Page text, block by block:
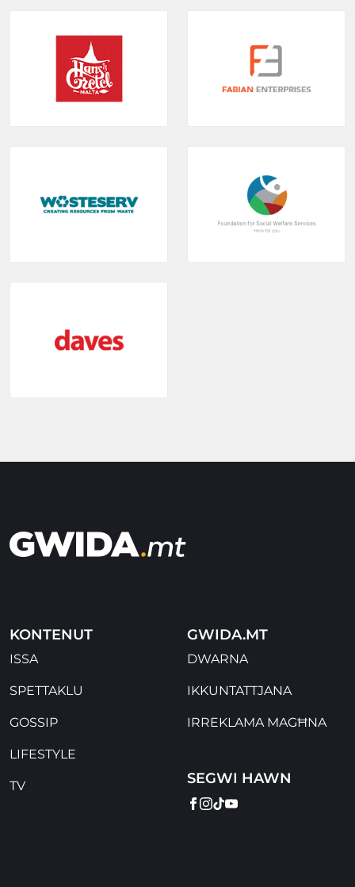
KONTENUT
ISSA
SPETTAKLU
GOSSIP
LIFESTYLE
TV
GWIDA.MT
DWARNA
IKKUNTATTJANA
IRREKLAMA MAGĦNA
SEGWI HAWN
FACEBOOK
INSTAGRAM
TIKTOK
YOUTUBE